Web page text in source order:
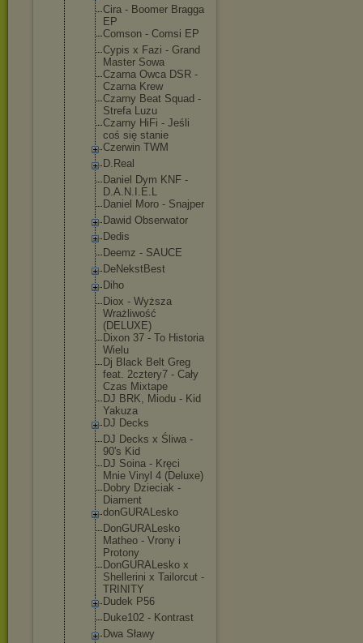
Cira - Boomer Bragga
EP
Comson - Comsi EP
Cypis x Fazi - Grand
Master Sowa
Czarna Owca DSR -
Czarna Krew
Czarny Beat Squad -
Strefa Luzu
Czarny HiFi - Jeśli
coś się stanie
Czerwin TWM
D.Real
Daniel Dym KNF -
D.A.N.I.E.L
Daniel Moro - Snajper
Dawid Obserwator
Dedis
Deemz - SAUCE
DeNekstBest
Diho
Diox - Wyższa
Wrażliwość
(DELUXE)
Dixon 37 - To Historia
Wielu
Dj Black Belt Greg
feat. 2cztery7 - Cały
Czas Mixtape
DJ BRK, Miodu - Kid
Yakuza
DJ Decks
DJ Decks x Śliwa -
90's Kid
DJ Soina - Kręci
Mnie Vinyl 4 (Deluxe)
Dobry Dzieciak -
Diament
donGURALesko
DonGURALesko
Matheo - Vrony i
Protony
DonGURALesko x
Shellerini x Tailorcut -
TRINITY
Dudek P56
Duke102 - Kontrast
Dwa Sławy